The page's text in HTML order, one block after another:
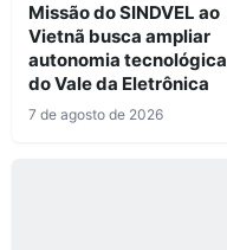
Missão do SINDVEL ao
Vietnã busca ampliar
autonomia tecnológica
do Vale da Eletrônica
7 de agosto de 2026